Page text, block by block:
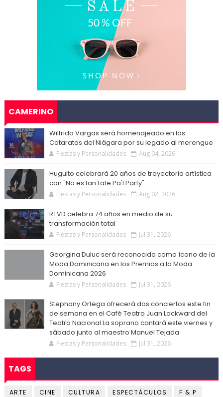
CAMERINO
Wilfrido Vargas será homenajeado en las
Cataratas del Niágara por su legado al merengue
Fiestas y Personalidades Aug 04, 2026
Huguito celebrará 20 años de trayectoria artística
con "No es tan Late Pa'l Party"
Fiestas y Personalidades Aug 02, 2026
RTVD celebra 74 años en medio de su
transformación total
Fiestas y Personalidades Jul 31, 2026
Georgina Duluc será reconocida como ícono de la
Moda Dominicana en los Premios a la Moda
Dominicana 2026
Fiestas y Personalidades Jul 31, 2026
Stephany Ortega ofrecerá dos conciertos este fin
de semana en el Café Teatro Juan Lockward del
Teatro Nacional La soprano cantará este viernes y
sábado junto al maestro Manuel Tejada
Fiestas y Personalidades Jul 31, 2026
TAGS
ARTE CINE CULTURA ESPECTÁCULOS
F & P